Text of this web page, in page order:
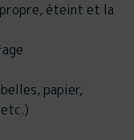
éteint et la
papier,